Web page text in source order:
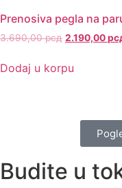
Prenosiva pegla na
3.690,00рсд 2.190,00
Dodaj u korpu
Budite u